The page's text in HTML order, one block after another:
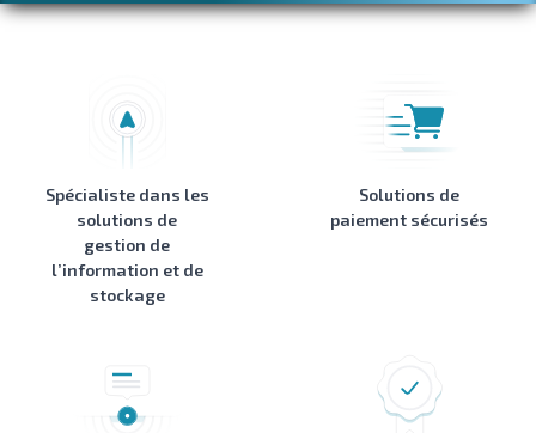
Spécialiste dans les
solutions de
gestion de
l’information et de
stockage
Solutions de
paiement sécurisés